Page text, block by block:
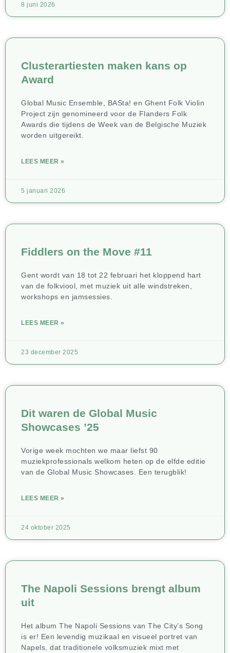
8 juni 2026
Clusterartiesten maken kans op
Award
Global Music Ensemble, BASta! en Ghent Folk Violin
Project zijn genomineerd voor de Flanders Folk
Awards die tijdens de Week van de Belgische Muziek
worden uitgereikt.
LEES MEER »
5 januari 2026
Fiddlers on the Move #11
Gent wordt van 18 tot 22 februari het kloppend hart
van de folkviool, met muziek uit alle windstreken,
workshops en jamsessies.
LEES MEER »
23 december 2025
Dit waren de Global Music
Showcases ’25
Vorige week mochten we maar liefst 90
muziekprofessionals welkom heten op de elfde editie
van de Global Music Showcases. Een terugblik!
LEES MEER »
24 oktober 2025
The Napoli Sessions brengt album
uit
Het album The Napoli Sessions van The City’s Song
is er! Een levendig muzikaal en visueel portret van
Napels, dat traditionele volksmuziek mixt met